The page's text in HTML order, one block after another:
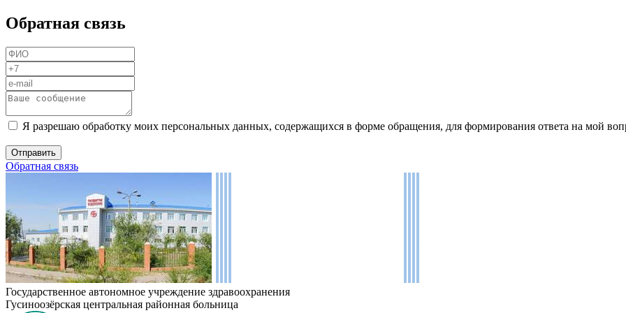
Обратная связь
Я разрешаю обработку моих персональных данных, содержащихся в форме обращения, для формирования ответа на мой
Обратная связь
Государственное автономное учреждение здравоохранения
Гусиноозёрская центральная районная больница